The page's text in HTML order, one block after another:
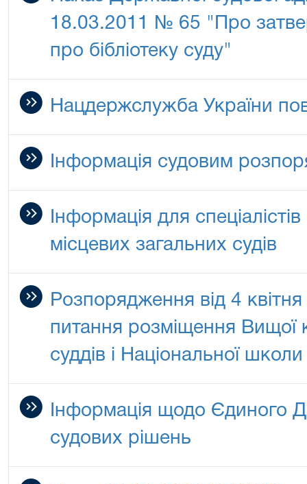
18.03.2011 № 65 "Про
про бібліотеку суду"
Нацдержслужба України
Інформація судовим
Інформація для
місцевих загальних судів
Розпорядження від 4
питання розміщення Вищої
суддів і Національної школи
Інформація щодо Єдиного
судових рішень